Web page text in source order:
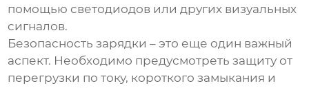
помощью светодиодов или других визуальных
сигналов.
Безопасность зарядки – это еще один важный
аспект. Необходимо предусмотреть защиту от
перегрузки по току, короткого замыкания и